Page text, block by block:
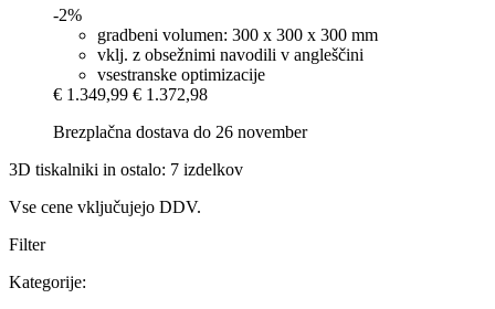
-2%
gradbeni volumen: 300 x 300 x 300 mm
vklj. z obsežnimi navodili v angleščini
vsestranske optimizacije
€ 1.349,99 € 1.372,98
Brezplačna dostava do 26 november
3D tiskalniki in ostalo: 7 izdelkov
Vse cene vključujejo DDV.
Filter
Kategorije: